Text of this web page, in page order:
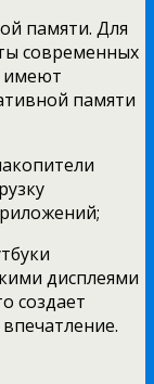
памяти. Для
современных
имеют
памяти
дисплеями
создает